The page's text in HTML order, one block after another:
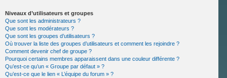
Niveaux d’utilisateurs et groupes
Que sont les administrateurs ?
Que sont les modérateurs ?
Que sont les groupes d’utilisateurs ?
Où trouver la liste des groupes d’utilisateurs et comment les rejoindre ?
Comment devenir chef de groupe ?
Pourquoi certains membres apparaissent dans une couleur différente ?
Qu’est-ce qu’un « Groupe par défaut » ?
Qu’est-ce que le lien « L’équipe du forum » ?